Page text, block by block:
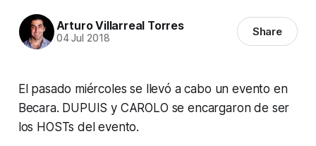
Arturo Villarreal Torres
04 Jul 2018 Share
El pasado miércoles se llevó a cabo un evento en
Becara. DUPUIS y CAROLO se encargaron de ser
los HOSTs del evento.